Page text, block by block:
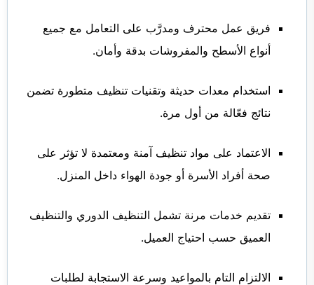
فريق عمل محترف ومدرَّب على التعامل مع جميع
أنواع الأسطح والمفروشات بدقة وأمان.
استخدام معدات حديثة وتقنيات تنظيف متطورة تضمن
نتائج فعّالة من أول مرة.
الاعتماد على مواد تنظيف آمنة ومعتمدة لا تؤثر على
صحة أفراد الأسرة أو جودة الهواء داخل المنزل.
تقديم خدمات مرنة تشمل التنظيف الدوري والتنظيف
العميق حسب احتياج العميل.
الالتزام التام بالمواعيد وسرعة الاستجابة لطلبات